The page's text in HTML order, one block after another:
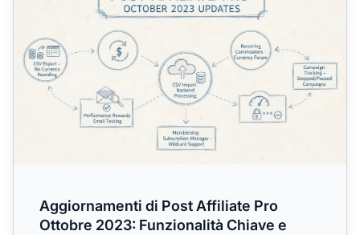
Aggiornamenti di Post Affiliate Pro
Ottobre 2023: Funzionalità Chiave e